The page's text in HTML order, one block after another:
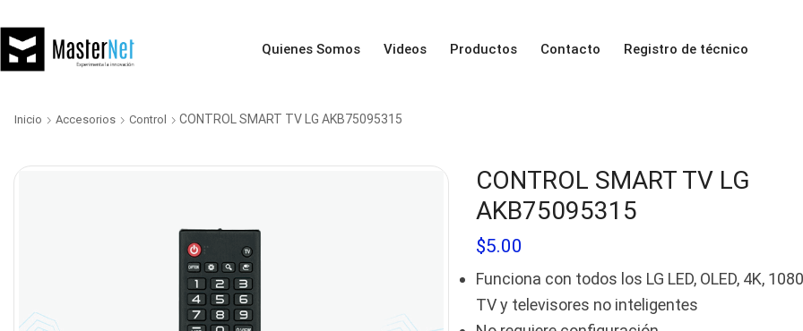
Quienes Somos Videos Productos Contacto Registro de técnico
Inicio Accesorios Control CONTROL SMART TV LG AKB75095315
CONTROL SMART TV LG
AKB75095315
$5.00
Funciona con todos los LG LED, OLED, 4K,
TV y televisores no inteligentes